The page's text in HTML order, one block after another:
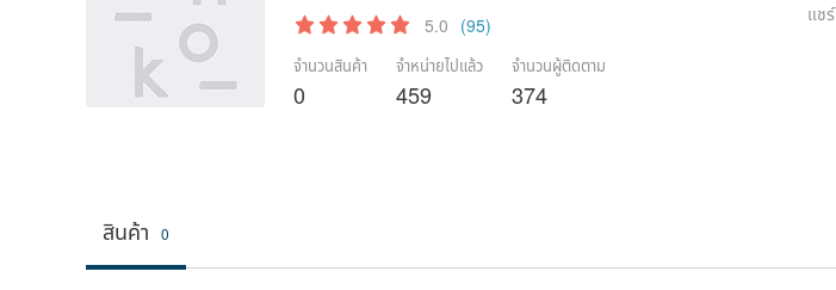
5.0 (95)
จำนวนสินค้า
0
จำหน่ายไปแล้ว
459
จำนวนผู้ติดตาม
374
แชร์
สินค้า 0